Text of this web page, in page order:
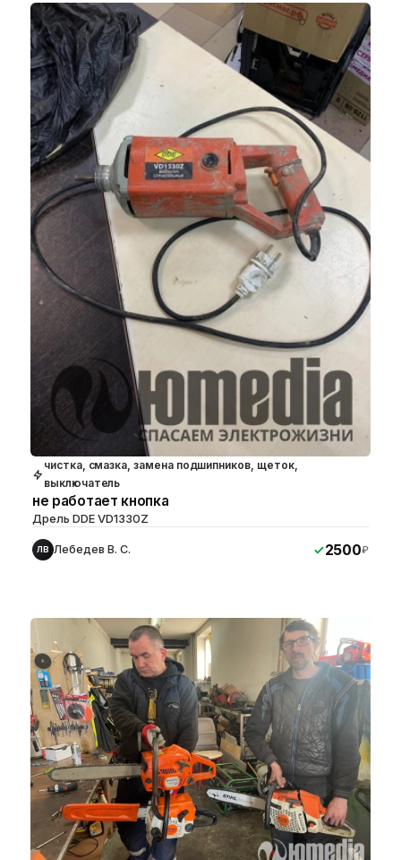
чистка, смазка, замена подшипников, щеток,
выключатель
не работает кнопка
Дрель DDE VD1330Z
ЛВ Лебедев В. С. 2500₽